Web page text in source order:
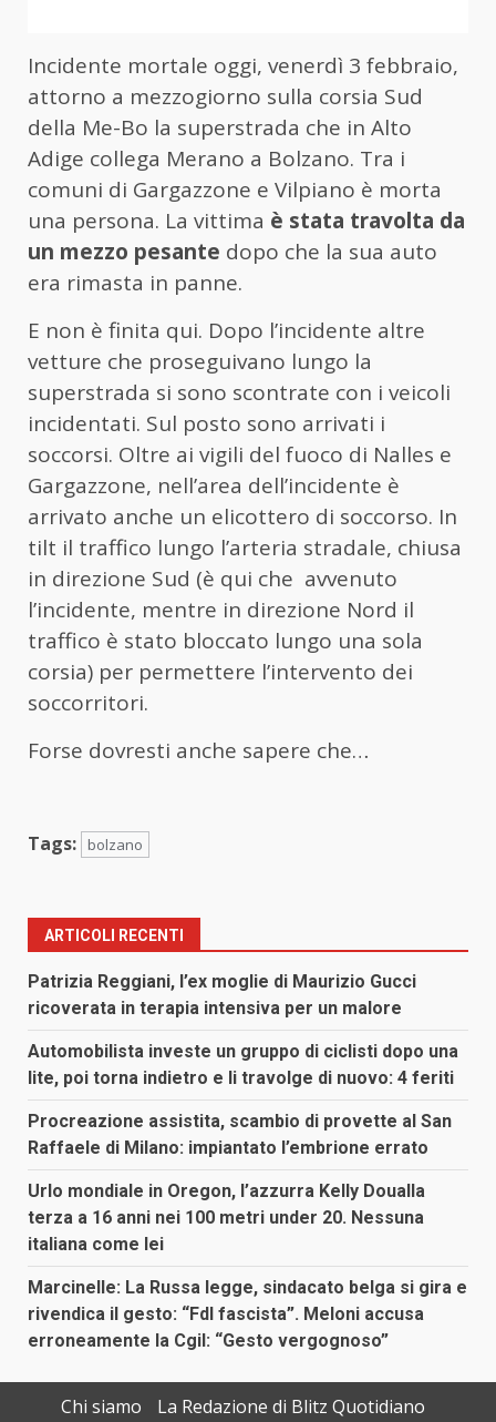
Incidente mortale oggi, venerdì 3 febbraio,
attorno a mezzogiorno sulla corsia Sud
della Me-Bo la superstrada che in Alto
Adige collega Merano a Bolzano. Tra i
comuni di Gargazzone e Vilpiano è morta
una persona. La vittima è stata travolta da
un mezzo pesante dopo che la sua auto
era rimasta in panne.
E non è finita qui. Dopo l’incidente altre
vetture che proseguivano lungo la
superstrada si sono scontrate con i veicoli
incidentati. Sul posto sono arrivati i
soccorsi. Oltre ai vigili del fuoco di Nalles e
Gargazzone, nell’area dell’incidente è
arrivato anche un elicottero di soccorso. In
tilt il traffico lungo l’arteria stradale, chiusa
in direzione Sud (è qui che avvenuto
l’incidente, mentre in direzione Nord il
traffico è stato bloccato lungo una sola
corsia) per permettere l’intervento dei
soccorritori.
Forse dovresti anche sapere che…
Tags: bolzano
ARTICOLI RECENTI
Patrizia Reggiani, l’ex moglie di Maurizio Gucci
ricoverata in terapia intensiva per un malore
Automobilista investe un gruppo di ciclisti dopo una
lite, poi torna indietro e li travolge di nuovo: 4 feriti
Procreazione assistita, scambio di provette al San
Raffaele di Milano: impiantato l’embrione errato
Urlo mondiale in Oregon, l’azzurra Kelly Doualla
terza a 16 anni nei 100 metri under 20. Nessuna
italiana come lei
Marcinelle: La Russa legge, sindacato belga si gira e
rivendica il gesto: “FdI fascista”. Meloni accusa
erroneamente la Cgil: “Gesto vergognoso”
Chi siamo
La Redazione di Blitz Quotidiano